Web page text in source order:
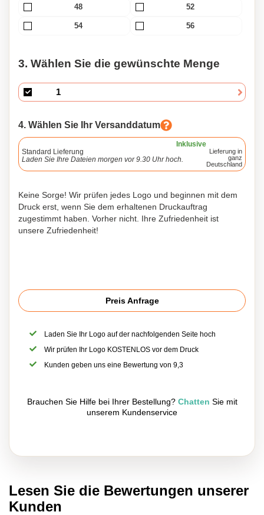
48 52
54 56
3. Wählen Sie die gewünschte Menge
4. Wählen Sie Ihr Versanddatum
Inklusive
Standard Lieferung
Laden Sie Ihre Dateien morgen vor 9.30 Uhr hoch.
Lieferung in
ganz
Deutschland
Keine Sorge! Wir prüfen jedes Logo und beginnen mit dem
Druck erst, wenn Sie dem erhaltenen Druckauftrag
zugestimmt haben. Vorher nicht. Ihre Zufriedenheit ist
unsere Zufriedenheit!
Preis Anfrage
Laden Sie Ihr Logo auf der nachfolgenden Seite hoch
Wir prüfen Ihr Logo KOSTENLOS vor dem Druck
Kunden geben uns eine Bewertung von 9,3
Brauchen Sie Hilfe bei Ihrer Bestellung? Chatten Sie mit
unserem Kundenservice
Lesen Sie die Bewertungen unserer
Kunden